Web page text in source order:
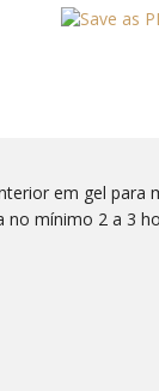
WD
em gel para
mínimo 2 a 3